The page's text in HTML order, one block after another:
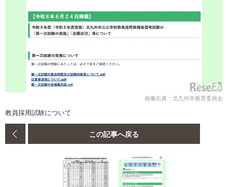
画像出典：北九州市教育委員会
教員採用試験について
この記事へ戻る